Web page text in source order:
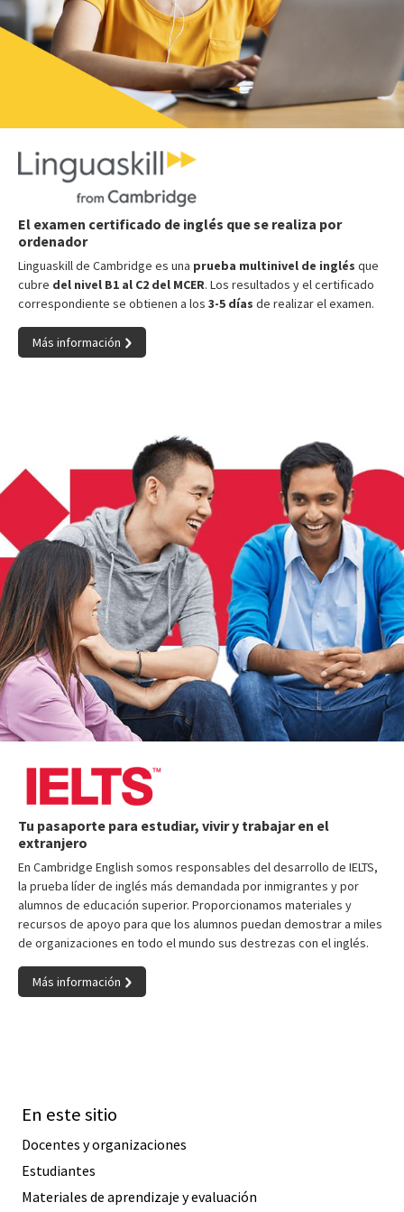
El examen certificado de inglés que se realiza por
ordenador
Linguaskill de Cambridge es una prueba multinivel de inglés que
cubre del nivel B1 al C2 del MCER. Los resultados y el certificado
correspondiente se obtienen a los 3-5 días de realizar el examen.
Más información
Tu pasaporte para estudiar, vivir y trabajar en el
extranjero
En Cambridge English somos responsables del desarrollo de IELTS,
la prueba líder de inglés más demandada por inmigrantes y por
alumnos de educación superior. Proporcionamos materiales y
recursos de apoyo para que los alumnos puedan demostrar a miles
de organizaciones en todo el mundo sus destrezas con el inglés.
Más información
En este sitio
Docentes y organizaciones
Estudiantes
Materiales de aprendizaje y evaluación